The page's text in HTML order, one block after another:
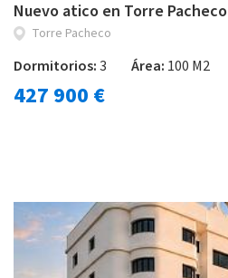
Nuevo atico en Torre Pacheco
Torre Pacheco
Dormitorios:3 Área: 100 M2
427 900 €